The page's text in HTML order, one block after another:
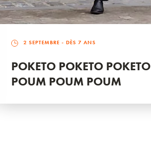
2 SEPTEMBRE - DÈS 7 ANS
POKETO POKETO POKETO
POUM POUM POUM